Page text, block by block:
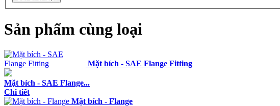
Sản phẩm cùng loại
Mặt bích - SAE Flange Fitting
Mặt bích - SAE Flange...
Chi tiết
Mặt bích - Flange